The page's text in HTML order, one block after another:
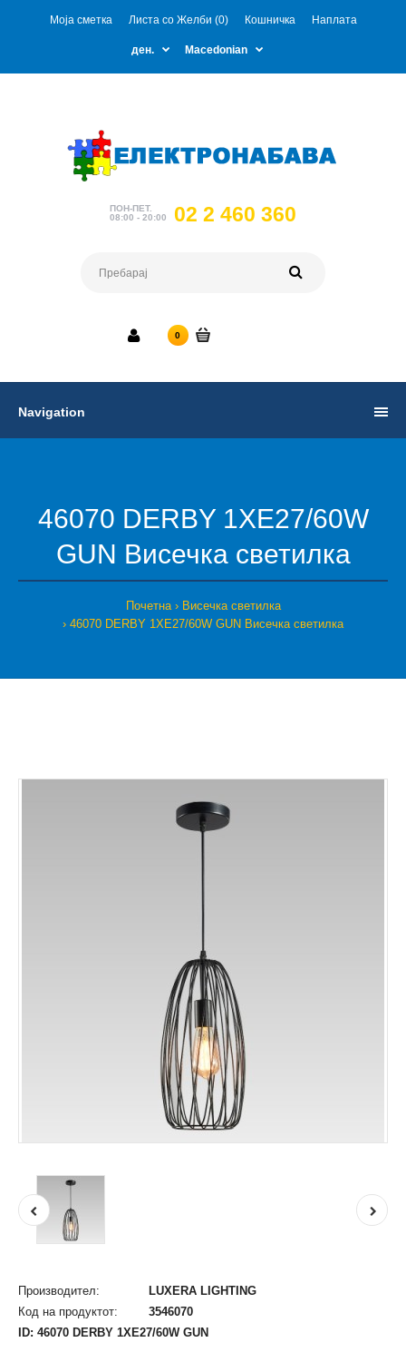
Моја сметка Листа со Желби (0) Кошничка Наплата
ден. Macedonian
ПОН-ПЕТ.
08:00 - 20:00
02 2 460 360
0
Navigation
46070 DERBY 1XE27/60W
GUN Висечка светилка
Почетна
Висечка светилка
46070 DERBY 1XE27/60W GUN Висечка светилка
Производител:
LUXERA LIGHTING
Код на продуктот:
3546070
ID: 46070 DERBY 1XE27/60W GUN